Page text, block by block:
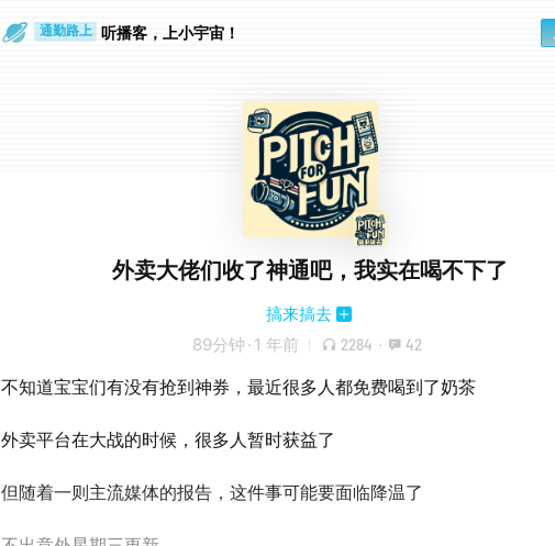
通勤路上 听播客，上小宇宙！
外卖大佬们收了神通吧，我实在喝不下了
搞来搞去
89分钟 · 1 年前 2284 · 42
不知道宝宝们有没有抢到神券，最近很多人都免费喝到了奶茶
外卖平台在大战的时候，很多人暂时获益了
但随着一则主流媒体的报告，这件事可能要面临降温了